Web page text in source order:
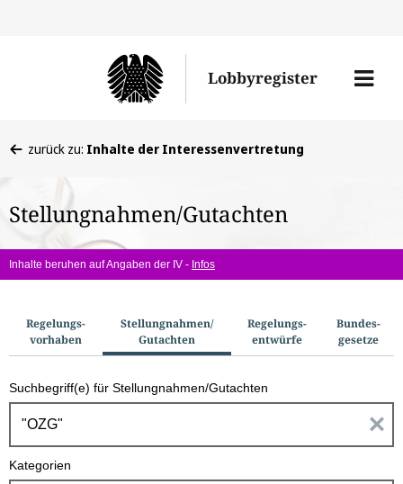
den
Lobbyregister
Menü
befinden
hier:
zurück zu: Inhalte der Interessenvertretung
Stellungnahmen/Gutachten
Inhalte beruhen auf Angaben der IV - Infos
u
c
h
o
Regelungs­
vorhaben
Stellungnahmen/​
Gutachten
Regelungs­
entwürfe
Bundes­
gesetze
Suchbegriff(e) für Stellungnahmen/Gutachten
Kategorien